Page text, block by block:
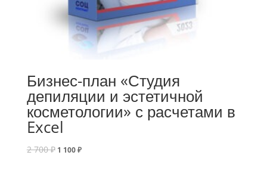
Бизнес-план «Студия
депиляции и эстетичной
косметологии» с расчетами в
Excel
2 700₽ 1 100₽